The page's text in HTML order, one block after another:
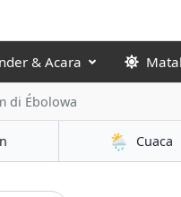
& Acara
di Ébolowa
🌦️ Cuaca